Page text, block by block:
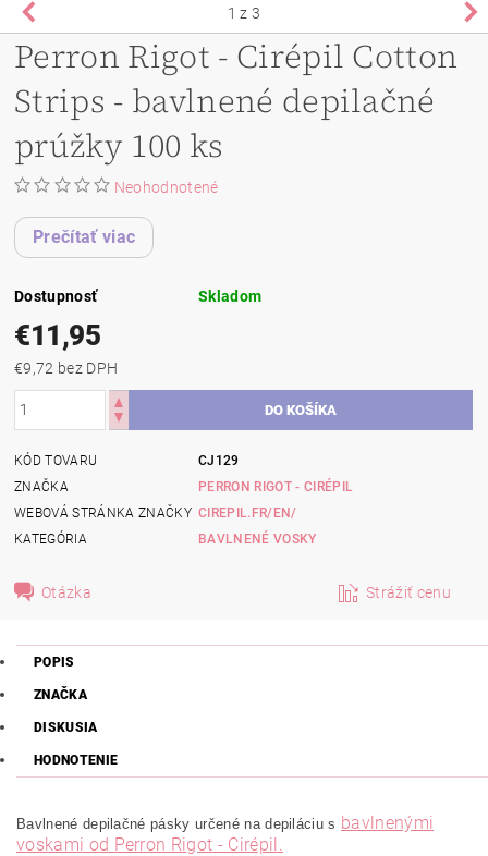
1 z 3
Perron Rigot - Cirépil Cotton
Strips - bavlnené depilačné
prúžky 100 ks
Neohodnotené
Prečítať viac
Dostupnosť Skladom
€11,95
€9,72 bez DPH
KÓD TOVARU
CJ129
ZNAČKA
PERRON RIGOT - CIRÉPIL
WEBOVÁ STRÁNKA ZNAČKY CIREPIL.FR/EN/
KATEGÓRIA
BAVLNENÉ VOSKY
Otázka Strážiť cenu
POPIS
ZNAČKA
DISKUSIA
HODNOTENIE
Bavlnené depilačné pásky určené na depiláciu s bavlnenými
voskami od Perron Rigot - Cirépil.